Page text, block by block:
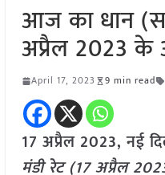
आज का धान
अप्रैल 2023 के
April 17, 2023 9 min read
17 अप्रैल 2023, नई
मंडी रेट (17 अप्रैल